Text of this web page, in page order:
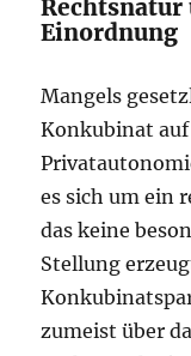
Einordnung
Mangels
Konkubinat
es sich um ein
das keine
Stellung
zumeist über